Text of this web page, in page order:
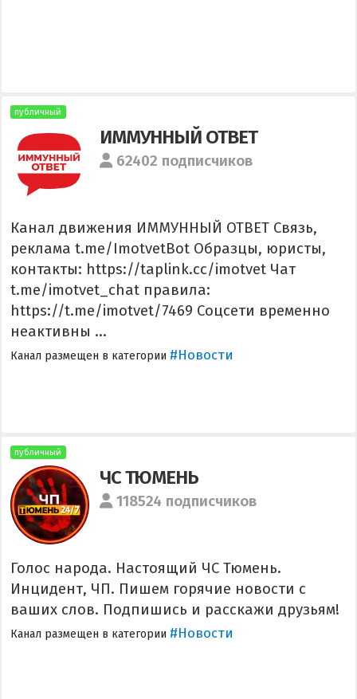
публичный
ИММУННЫЙ ОТВЕТ
62402 подписчиков
Канал движения ИММУННЫЙ ОТВЕТ Связь,
реклама t.me/ImotvetBot Образцы, юристы,
контакты: https://taplink.cc/imotvet Чат
t.me/imotvet_chat правила:
https://t.me/imotvet/7469 Соцсети временно
неактивны ...
Канал размещен в категории #Новости
публичный
ЧС ТЮМЕНЬ
118524 подписчиков
Голос народа. Настоящий ЧС Тюмень.
Инцидент, ЧП. Пишем горячие новости с
ваших слов. Подпишись и расскажи друзьям!
Канал размещен в категории #Новости